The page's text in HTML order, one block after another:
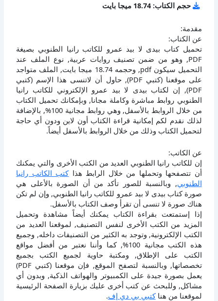
حجم الكتاب: 18.74 ميجا بايت
مقدمة:
عن الكتاب:
تحميل كتاب بيدى لا بيد عمرو للكاتب رانيا الطنوبي بصيغة
PDF, وهو من ضمن تصنيف روايات عربية, نوع الملف عند
التحميل سيكون pdf, وحجمه 18.74 ميجا بايت, الملف متواجد
على موقعنا (كتبي PDF), حاول أن لاتنسى هذا الإسم (كتبي
PDF), إن لكتاب بيدى لا بيد عمرو الإلكتروني للكاتب رانيا
الطنوبي روابط مباشرة وكاملة مجانا, وبإمكانك تحميل الكتاب
من خلال الروابط بالأسفل, وهي روابط مجانية 100%, بالإضافة
لذلك نقدم لكم إمكانية قراءة الكتاب أون لاين ودون أي حاجة
لتحميل الكتاب وذلك من خلال الروابط بالأسفل أيضاً.
عن الكاتب:
إن للكاتب رانيا الطنوبي العديد من الكتب الأخرى والتي يمكنك
أن تتصفحها وتحملها من خلال الرابط هذاكتب الكاتب رانيا
الطنوبي, وبالنسبة للصور تأكد من أن الصورة بالأعلى هي
صورة كتاب بيدى لا بيد عمرو للكاتب رانيا الطنوبي, وإن لم تكن
هناك صورة لا تنسى أن تقرأ وصف الكتاب بالأسفل.
إذا إستمتعت بقراءة الكتاب يمكنك أيضاً مشاهدة وتحميل
المزيد من الكتب الأخرى لنفس التصنيف, لموقعنا العديد من
الكتب الإلكترونية, وتوجد به الكثير من التصنيفات داخله, وجميع
هذه الكتب مجانية 100%, كما وأننا نعتبر من أفضل مواقع
الكتب على الإطلاق, ومكتبة حاوية لجميع الكتب بجميع
تخصصاتها, وبالنسبة لتصفح الموقع, فإن موقعنا (كتبي PDF)
يعمل بصورة جيدة على الكمبيوتر والهواتف الذكية, وبدون أي
مشاكل, وللبحث عن كتب أخرى عليك بزيارة الصفحة الرئيسية
لموقعنا من هناكتبي بي دي إف.